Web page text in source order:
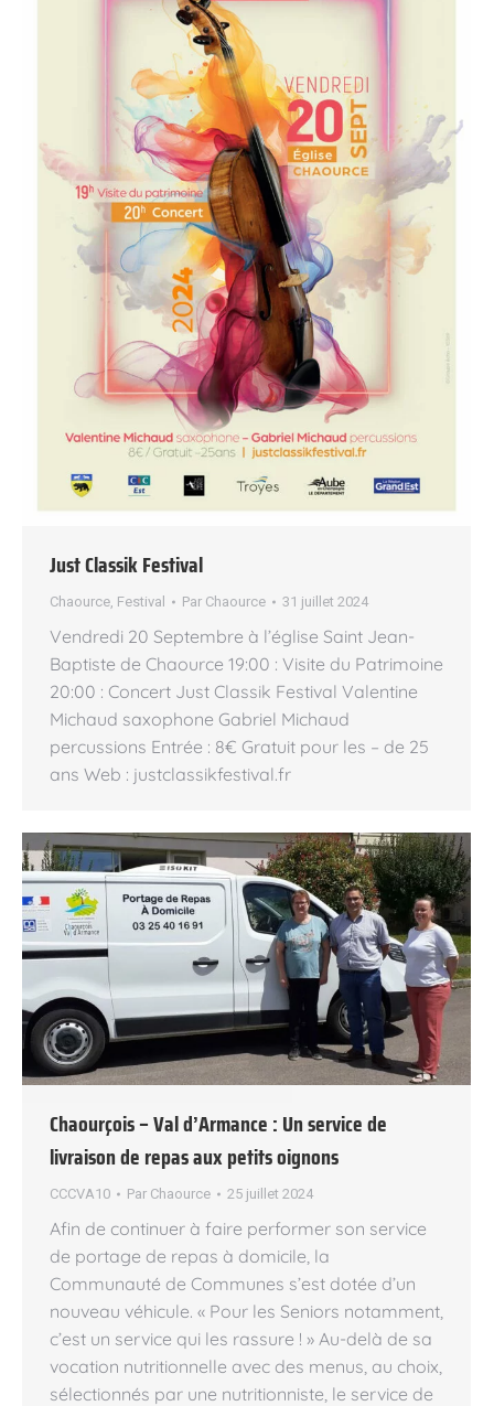
Just Classik Festival
Chaource, Festival Par Chaource 31 juillet 2024
Vendredi 20 Septembre à l’église Saint Jean-
Baptiste de Chaource 19:00 : Visite du Patrimoine
20:00 : Concert Just Classik Festival Valentine
Michaud saxophone Gabriel Michaud
percussions Entrée : 8€ Gratuit pour les – de 25
ans Web : justclassikfestival.fr
Chaourçois – Val d’Armance : Un service de
livraison de repas aux petits oignons
CCCVA10 Par Chaource 25 juillet 2024
Afin de continuer à faire performer son service
de portage de repas à domicile, la
Communauté de Communes s’est dotée d’un
nouveau véhicule. « Pour les Seniors notamment,
c’est un service qui les rassure ! » Au-delà de sa
vocation nutritionnelle avec des menus, au choix,
sélectionnés par une nutritionniste, le service de